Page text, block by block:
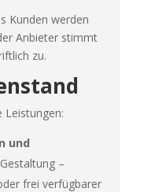
Kunden werden
Anbieter stimmt
zu.
Leistungen:
und
–
frei verfügbarer